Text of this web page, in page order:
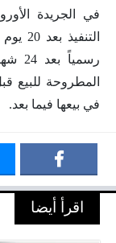
في الجريدة
المطروحة للبيع
في بيعها فيما بعد.
اقرأ أيضا